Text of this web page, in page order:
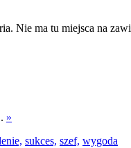
Nie ma tu miejsca na
»
sukces, szef, wygoda